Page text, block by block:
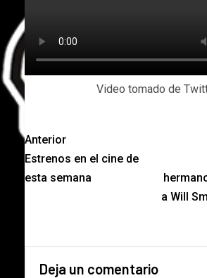
Video tomado de
Anterior
Estrenos en el cine de
esta semana
a Will
Deja un comentario